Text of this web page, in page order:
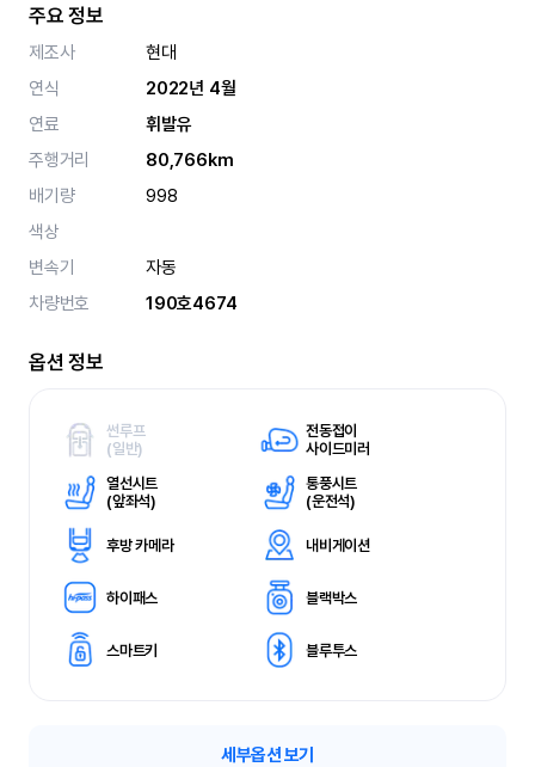
주요 정보
제조사
현대
연식
2022년 4월
연료
휘발유
주행거리
80,766km
배기량
998
색상
변속기
자동
차량번호
190호4674
옵션 정보
썬루프
(일반)
전동접이
사이드미러
열선시트
(앞좌석)
통풍시트
(운전석)
후방 카메라 내비게이션
하이패스 블랙박스
스마트키 블루투스
세부옵션 보기